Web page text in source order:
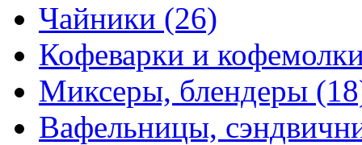
Чайники (26)
Кофеварки и
Миксеры, блендеры
Вафельницы,